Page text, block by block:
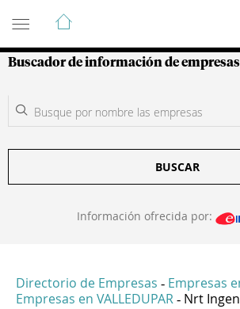
Guía de Empresas
Buscador de información de empresas
BUSCAR
Información ofrecida por:
Directorio de Empresas - Empresas
Empresas en VALLEDUPAR - Nrt